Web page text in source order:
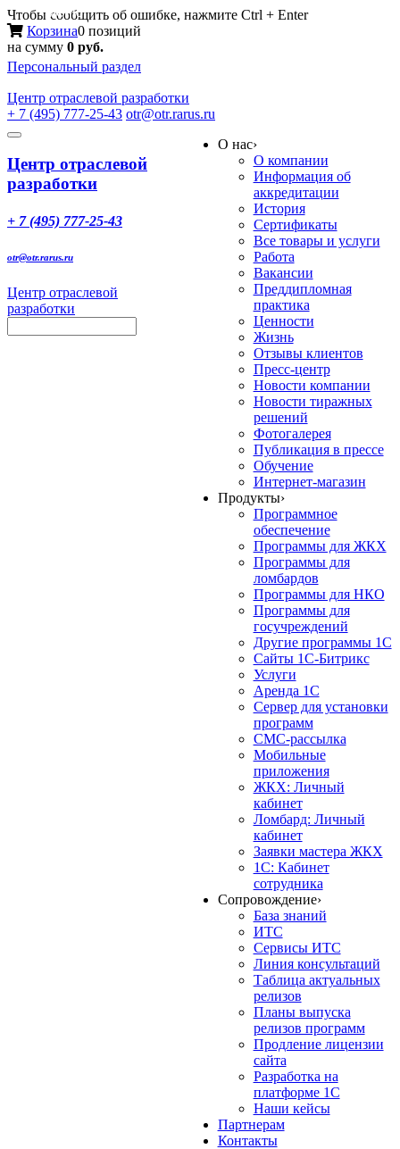
Чтобы сообщить об ошибке, нажмите Ctrl + Enter
Корзина0 позиций
на сумму 0 руб.
Персональный раздел
Центр отраслевой разработки
+ 7 (495) 777-25-43 otr@otr.rarus.ru
Toggle
Меню
Центр отраслевой
разработки
+ 7 (495) 777-25-43
otr@otr.rarus.ru
Центр отраслевой
разработки
О нас›
О компании
Информация об
аккредитации
История
Сертификаты
Все товары и услуги
Работа
Вакансии
Преддипломная
практика
Ценности
Жизнь
Отзывы клиентов
Пресс-центр
Новости компании
Новости тиражных
решений
Фотогалерея
Публикация в прессе
Обучение
Интернет-магазин
Продукты›
Программное
обеспечение
Программы для ЖКХ
Программы для
ломбардов
Программы для НКО
Программы для
госучреждений
Другие программы 1С
Сайты 1С-Битрикс
Услуги
Аренда 1С
Сервер для установки
программ
СМС-рассылка
Мобильные
приложения
ЖКХ: Личный
кабинет
Ломбард: Личный
кабинет
Заявки мастера ЖКХ
1С: Кабинет
сотрудника
Сопровождение›
База знаний
ИТС
Сервисы ИТС
Линия консультаций
Таблица актуальных
релизов
Планы выпуска
релизов программ
Продление лицензии
сайта
Разработка на
платформе 1С
Наши кейсы
Партнерам
Контакты